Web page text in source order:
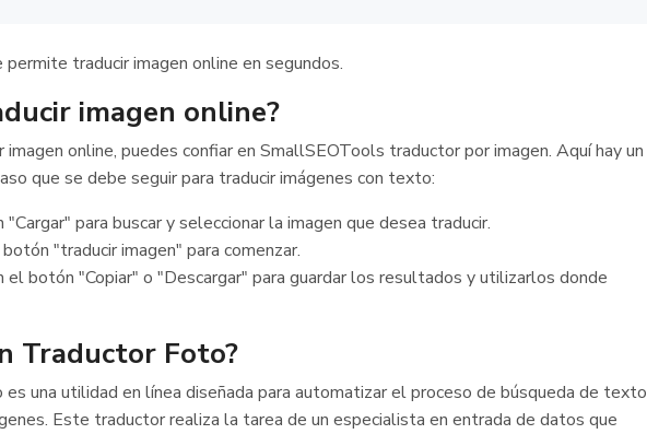
traducir imagen online en segundos.
imagen online?
imagen online, puedes confiar en SmallSEOTools traductor por imagen. Aquí hay un
que se debe seguir para traducir imágenes con texto:
"Cargar" para buscar y seleccionar la imagen que desea traducir.
"traducir imagen" para comenzar.
el botón "Copiar" o "Descargar" para guardar los resultados y utilizarlos donde
Traductor Foto?
una utilidad en línea diseñada para automatizar el proceso de búsqueda de texto
Este traductor realiza la tarea de un especialista en entrada de datos que